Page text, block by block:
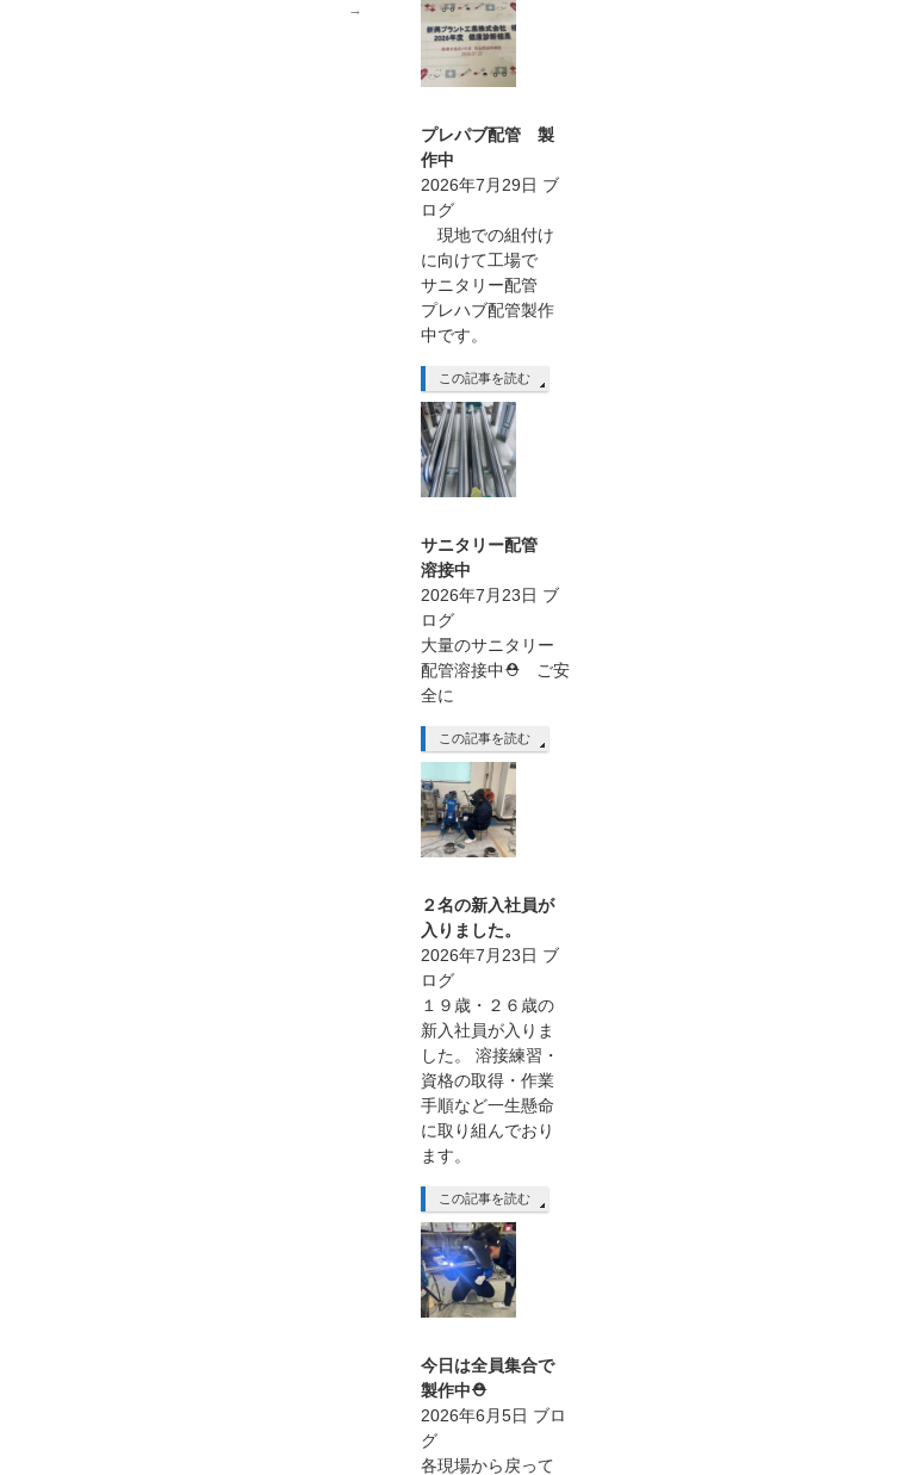
→
プレパブ配管 製
作中
2026年7月29日 ブ
ログ
現地での組付け
に向けて工場で
サニタリー配管
プレハブ配管製作
中です。
この記事を読む
サニタリー配管
溶接中
2026年7月23日 ブ
ログ
大量のサニタリー
配管溶接中⛑ ご安
全に
この記事を読む
２名の新入社員が
入りました。
2026年7月23日 ブ
ログ
１９歳・２６歳の
新入社員が入りま
した。 溶接練習・
資格の取得・作業
手順など一生懸命
に取り組んでおり
ます。
この記事を読む
今日は全員集合で
製作中⛑
2026年6月5日 ブロ
グ
各現場から戻って